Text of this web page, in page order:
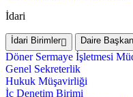
İdari
İdari Birimler Daire
Döner Sermaye İşletmesi
Genel Sekreterlik
Hukuk Müşavirliği
İç Denetim Birimi